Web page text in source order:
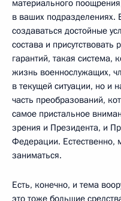
материального
в ваших
создаваться достойные
состава и
гарантий, такая система,
жизнь военнослужащих,
в текущей ситуации, но и
часть преобразований,
самое пристальное
зрения и Президента, и
Федерации.
заниматься.
Есть, конечно, и тема
это тоже большие